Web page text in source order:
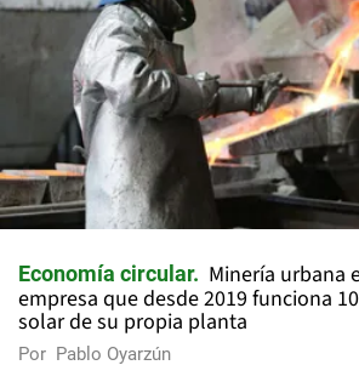
Economía circular
Minería urbana
empresa que desde 2019 funciona
solar de su propia planta
Por Pablo Oyarzún